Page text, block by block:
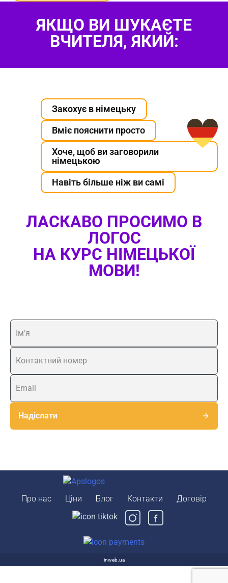
ЯКЩО ВИ ШУКАЄТЕ
ВЧИТЕЛЯ, ЯКИЙ:
Закохує в німецьку
Вміє пояснити просто
Хоче, щоб ви заговорили
німецькою
Навіть більше ніж ви самі
ЛАСКАВО ПРОСИМО В
ЛОГОС
НА КУРС НІМЕЦЬКОЇ
МОВИ!
Надіслати
Ціни